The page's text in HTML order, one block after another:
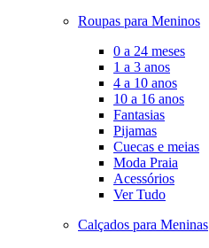
Roupas para Meninos
0 a 24 meses
1 a 3 anos
4 a 10 anos
10 a 16 anos
Fantasias
Pijamas
Cuecas e meias
Moda Praia
Acessórios
Ver Tudo
Calçados para Meninas